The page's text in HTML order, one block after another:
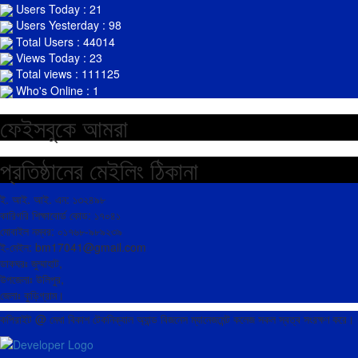
Users Today : 21
Users Yesterday : 98
Total Users : 44014
Views Today : 23
Total views : 111125
Who's Online : 1
ফেইসবুকে আমরা
প্রতিষ্ঠানের মেইলিং ঠিকানা
ই. আই. আই. এন: ১৩২৪৯৮
কারিগরি শিক্ষাবোর্ড কোড: ১৭০৪১
মোবাইল নম্বর: ০১৭৬৮-৯৮৯২৩৯
ই-মেইল: bm17041@gmail.com
ডাকঘরঃ জুম্মাহাট,
উপজেলাঃ উলিপুর,
জেলাঃ কুড়িগ্রাম।
কপিরাইট @ মেধা বিকাশ টেকনিক্যাল অ্যান্ড বিজনেস ম্যানেজমেন্ট কলেজ সকল স্বত্ব সংরক্ষণ